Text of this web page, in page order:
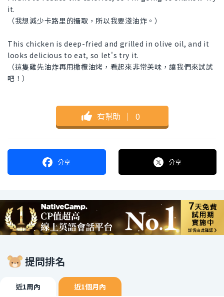
it.
（我想減少卡路里的攝取，所以我要淺油炸。）
This chicken is deep-fried and grilled in olive oil, and it
looks delicious to eat, so let's try it.
（這隻雞先油炸再用橄欖油烤，看起來非常美味，讓我們來試試
吧！）
有幫助 ｜ 0
分享 分享
提問排名
近1周內 近1個月內